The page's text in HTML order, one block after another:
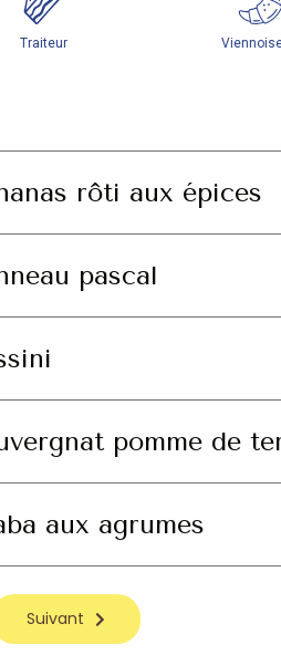
Traiteur
rôti aux épices
pascal
pomme de
aux agrumes
Suivant